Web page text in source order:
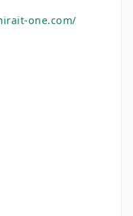
one.com/